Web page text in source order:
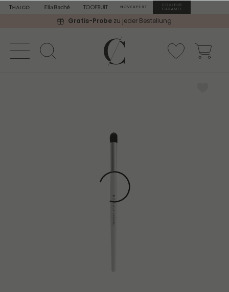
Gratis-Probe zu jeder Bestellung